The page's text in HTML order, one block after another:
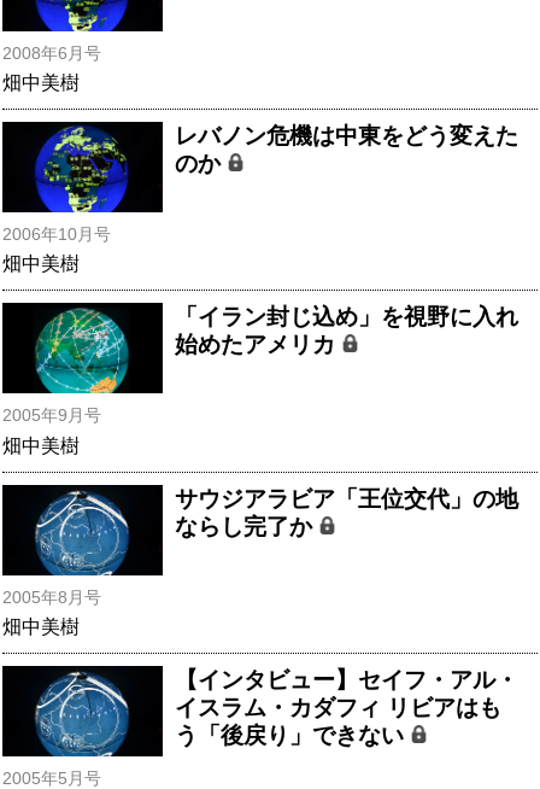
2008年6月号
畑中美樹
レバノン危機は中東をどう変えた
のか
2006年10月号
畑中美樹
「イラン封じ込め」を視野に入れ
始めたアメリカ
2005年9月号
畑中美樹
サウジアラビア「王位交代」の地
ならし完了か
2005年8月号
畑中美樹
【インタビュー】セイフ・アル・
イスラム・カダフィ リビアはも
う「後戻り」できない
2005年5月号